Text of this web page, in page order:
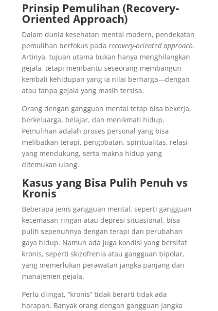
Prinsip Pemulihan (Recovery-
Oriented Approach)
Dalam dunia kesehatan mental modern, pendekatan
pemulihan berfokus pada recovery-oriented approach.
Artinya, tujuan utama bukan hanya menghilangkan
gejala, tetapi membantu seseorang membangun
kembali kehidupan yang ia nilai berharga—dengan
atau tanpa gejala yang masih tersisa.
Orang dengan gangguan mental tetap bisa bekerja,
berkeluarga, belajar, dan menikmati hidup.
Pemulihan adalah proses personal yang bisa
melibatkan terapi, pengobatan, spiritualitas, relasi
yang mendukung, serta makna hidup yang
ditemukan ulang.
Kasus yang Bisa Pulih Penuh vs
Kronis
Beberapa jenis gangguan mental, seperti gangguan
kecemasan ringan atau depresi situasional, bisa
pulih sepenuhnya dengan terapi dan perubahan
gaya hidup. Namun ada juga kondisi yang bersifat
kronis, seperti skizofrenia atau gangguan bipolar,
yang memerlukan perawatan jangka panjang dan
manajemen gejala.
Perlu diingat, “kronis” tidak berarti tidak ada
harapan. Banyak orang dengan gangguan jangka